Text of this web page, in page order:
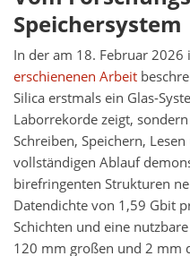
Speichersystem
In der am 18. Februar 2026
erschienenen Arbeit
Silica erstmals ein Glas-
Laborrekorde zeigt,
Schreiben, Speichern,
vollständigen Ablauf
birefringenten Strukturen
Datendichte von 1,59 Gbit
Schichten und eine
120 mm großen und 2 mm